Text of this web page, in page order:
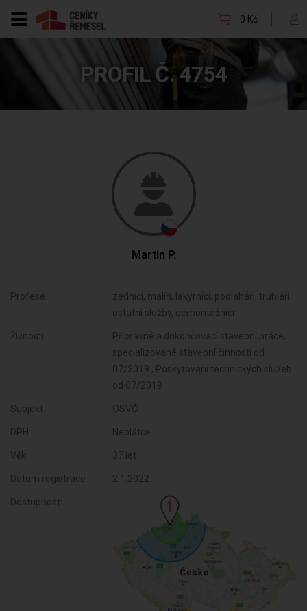
0 Kč
PROFIL Č. 4754
Martin P.
Profese:
zedníci, malíři, lakýrníci, podlaháři, truhláři,
ostatní služby, demontážníci
Živnosti:
Přípravné a dokončovací stavební práce,
specializované stavební činnosti od
07/2019 , Poskytování technických služeb
od 07/2019
Subjekt: OSVČ
DPH: Neplátce
Věk: 37 let
Datum registrace: 2.1.2022
Dostupnost: